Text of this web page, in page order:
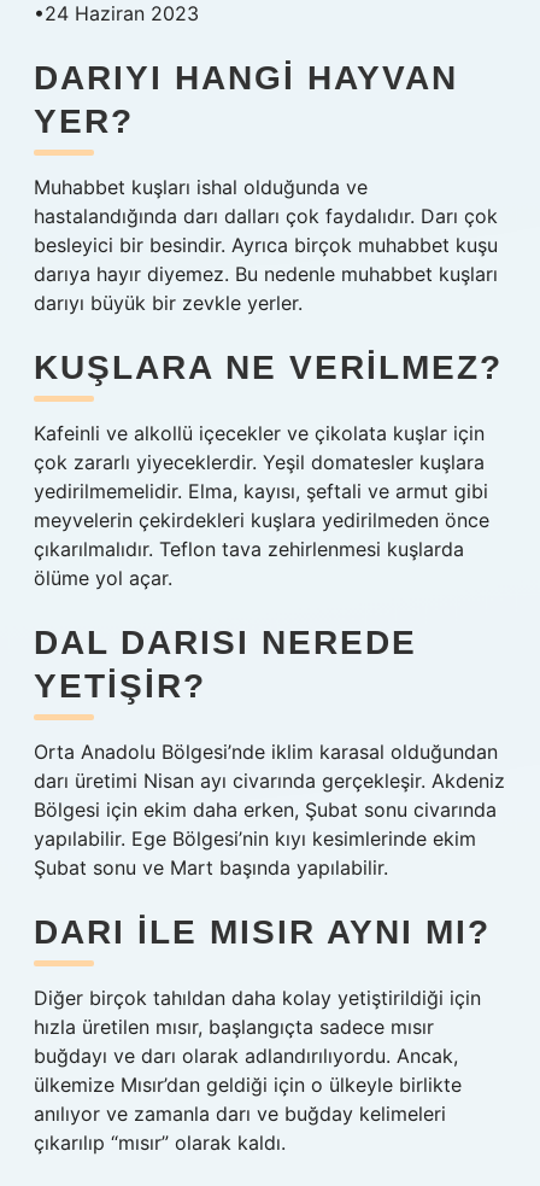
•24 Haziran 2023
DARIYI HANGI HAYVAN
YER?
Muhabbet kuşları ishal olduğunda ve
hastalandığında darı dalları çok faydalıdır. Darı çok
besleyici bir besindir. Ayrıca birçok muhabbet kuşu
darıya hayır diyemez. Bu nedenle muhabbet kuşları
darıyı büyük bir zevkle yerler.
KUŞLARA NE VERILMEZ?
Kafeinli ve alkollü içecekler ve çikolata kuşlar için
çok zararlı yiyeceklerdir. Yeşil domatesler kuşlara
yedirilmemelidir. Elma, kayısı, şeftali ve armut gibi
meyvelerin çekirdekleri kuşlara yedirilmeden önce
çıkarılmalıdır. Teflon tava zehirlenmesi kuşlarda
ölüme yol açar.
DAL DARISI NEREDE
YETIŞIR?
Orta Anadolu Bölgesi’nde iklim karasal olduğundan
darı üretimi Nisan ayı civarında gerçekleşir. Akdeniz
Bölgesi için ekim daha erken, Şubat sonu civarında
yapılabilir. Ege Bölgesi’nin kıyı kesimlerinde ekim
Şubat sonu ve Mart başında yapılabilir.
DARI ILE MISIR AYNI MI?
Diğer birçok tahıldan daha kolay yetiştirildiği için
hızla üretilen mısır, başlangıçta sadece mısır
buğdayı ve darı olarak adlandırılıyordu. Ancak,
ülkemize Mısır’dan geldiği için o ülkeyle birlikte
anılıyor ve zamanla darı ve buğday kelimeleri
çıkarılıp “mısır” olarak kaldı.